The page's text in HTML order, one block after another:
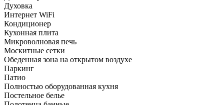
Духовка
Интернет WiFi
Кондиционер
Кухонная плита
Микроволновая печь
Москитные сетки
Обеденная зона на открытом воздухе
Паркинг
Патио
Полностью оборудованная кухня
Постельное белье